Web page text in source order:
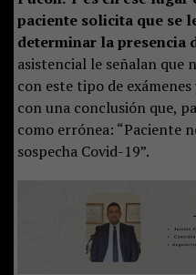
paciente solicita que se
determinar la presencia
asistencial le señalan que
con este tipo de
con una conclusión que,
como errónea: “Paciente
sospecha Covid-19”.